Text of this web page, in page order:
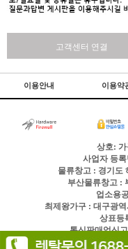
고객센터 연결
이용안내 이용약
상호:
사업자 등
물류창고 : 경기도
부산물류창고 :
업소용
최제왕가구 : 대구광
상표등
통신판매업신
전